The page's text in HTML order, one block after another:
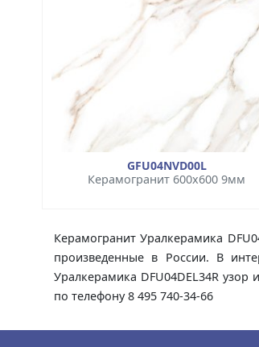
GFU04NVD00L
Керамогранит 600x600 9мм
Керамогранит Уралкерамика
произведенные в России. В
Уралкерамика DFU04DEL34R
по телефону 8 495 740-34-66